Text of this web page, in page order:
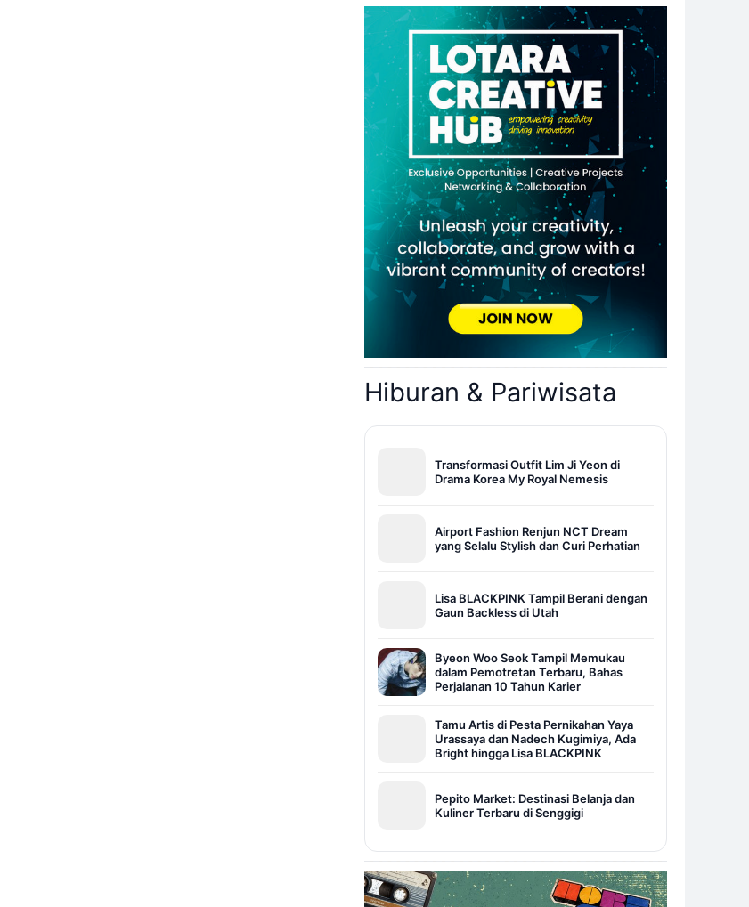
Hiburan & Pariwisata
Transformasi Outfit Lim Ji Yeon di
Drama Korea My Royal Nemesis
Airport Fashion Renjun NCT Dream
yang Selalu Stylish dan Curi Perhatian
Lisa BLACKPINK Tampil Berani dengan
Gaun Backless di Utah
Byeon Woo Seok Tampil Memukau
dalam Pemotretan Terbaru, Bahas
Perjalanan 10 Tahun Karier
Tamu Artis di Pesta Pernikahan Yaya
Urassaya dan Nadech Kugimiya, Ada
Bright hingga Lisa BLACKPINK
Pepito Market: Destinasi Belanja dan
Kuliner Terbaru di Senggigi